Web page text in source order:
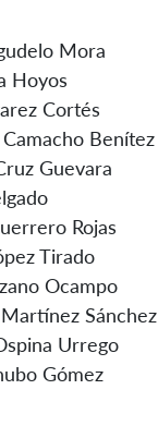
Mora
Hoyos
Cortés
Benítez
Guevara
Rojas
Tirado
Ocampo
Sánchez
Urrego
Gómez